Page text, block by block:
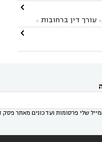
דין בראשון לציון
דין בחולון
עורך
 עורך דין ברחובות 
עורך דין


שלי פרסומות ועדכונים מאתר פסק